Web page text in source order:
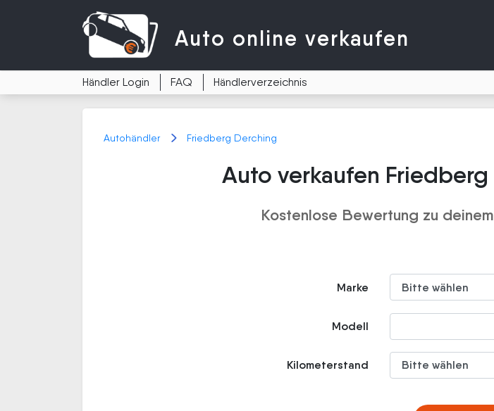
Auto online verkaufen
Händler Login FAQ Händlerverzeichnis
Autohändler Friedberg Derching
Auto verkaufen
Kostenlose Bewertung zu
Marke
Modell
Kilometerstand